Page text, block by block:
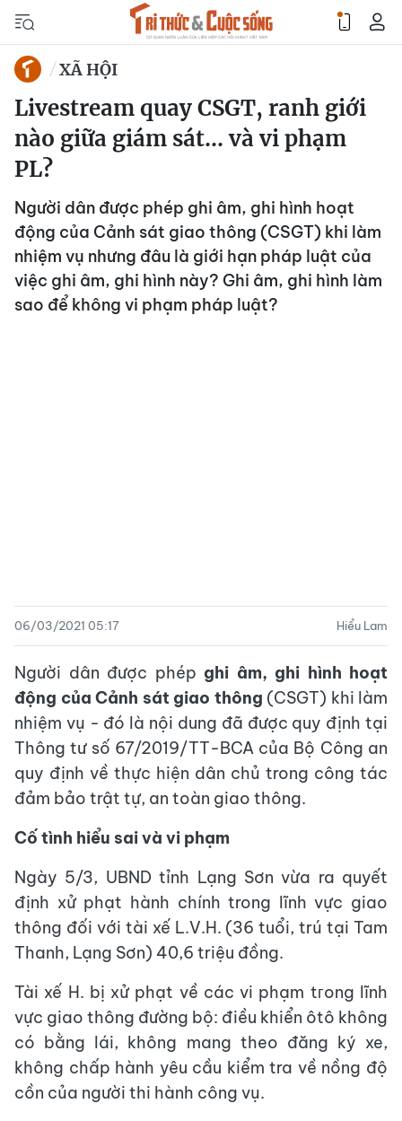
XÃ HỘI
Livestream quay CSGT, ranh giới
nào giữa giám sát... và vi phạm
PL?
Người dân được phép ghi âm, ghi hình hoạt
động của Cảnh sát giao thông (CSGT) khi làm
nhiệm vụ nhưng đâu là giới hạn pháp luật của
việc ghi âm, ghi hình này? Ghi âm, ghi hình làm
sao để không vi phạm pháp luật?
06/03/2021 05:17 Hiểu Lam
Người dân được phép ghi âm, ghi hình hoạt
động của Cảnh sát giao thông (CSGT) khi làm
nhiệm vụ - đó là nội dung đã được quy định tại
Thông tư số 67/2019/TT-BCA của Bộ Công an
quy định về thực hiện dân chủ trong công tác
đảm bảo trật tự, an toàn giao thông.
Cố tình hiểu sai và vi phạm
Ngày 5/3, UBND tỉnh Lạng Sơn vừa ra quyết
định xử phạt hành chính trong lĩnh vực giao
thông đối với tài xế L.V.H. (36 tuổi, trú tại Tam
Thanh, Lạng Sơn) 40,6 triệu đồng.
Tài xế H. bị xử phạt về các vi phạm tгong lĩnh
vực giao thông đường bộ: điều khiển ôtô không
có bằng lái, không mang theo đăng ký xe,
không chấp hành yêu cầu kiểm tra về nồng độ
cồn của người thi hành công vụ.